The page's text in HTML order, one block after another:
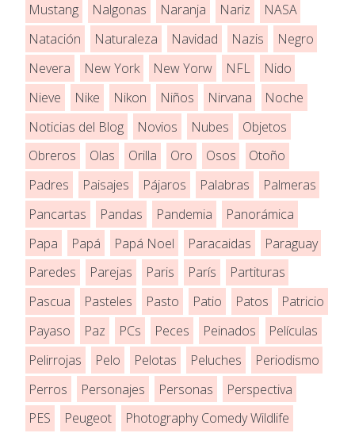
Mustang
Nalgonas Naranja Nariz
NASA
Natación
Naturaleza Navidad Nazis
Negro
Nevera
New York New Yorw NFL
Nido
Nieve
Nike Nikon Niños Nirvana
Noche
Noticias del Blog
Novios Nubes
Objetos
Obreros
Olas Orilla Oro Osos
Otoño
Padres
Paisajes Pájaros Palabras
Palmeras
Pancartas
Pandas Pandemia
Panorámica
Papa
Papá Papá Noel Paracaidas
Paraguay
Paredes
Parejas Paris París
Partituras
Pascua
Pasteles Pasto Patio Patos
Patricio
Payaso
Paz PCs Peces Peinados
Películas
Pelirrojas
Pelo Pelotas Peluches
Periodismo
Perros
Personajes Personas
Perspectiva
PES
Peugeot
Photography Comedy Wildlife